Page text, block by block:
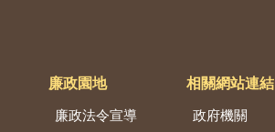
廉政園地
廉政法令宣導
相關網站連結
政府機關